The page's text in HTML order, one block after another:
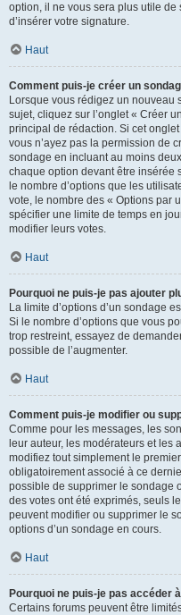
option, il ne vous sera plus utile
d’insérer votre signature.
Haut
Comment puis-je créer un
Lorsque vous rédigez un nouveau
sujet, cliquez sur l’onglet « Créer
principal de rédaction. Si cet
vous n’ayez pas la permission de
sondage en incluant au moins
chaque option devant être insérée
le nombre d’options que les
vote, le nombre des « Options par
spécifier une limite de temps en
modifier leurs votes.
Haut
Pourquoi ne puis-je pas ajouter
La limite d’options d’un sondage
Si le nombre d’options que vous
trop restreint, essayez de
possible de l’augmenter.
Haut
Comment puis-je modifier ou
Comme pour les messages, les
leur auteur, les modérateurs et les
modifiez tout simplement le
obligatoirement associé à ce
possible de supprimer le sondage
des votes ont été exprimés, seuls
peuvent modifier ou supprimer le
options d’un sondage en cours.
Haut
Pourquoi ne puis-je pas accéder
Certains forums peuvent être